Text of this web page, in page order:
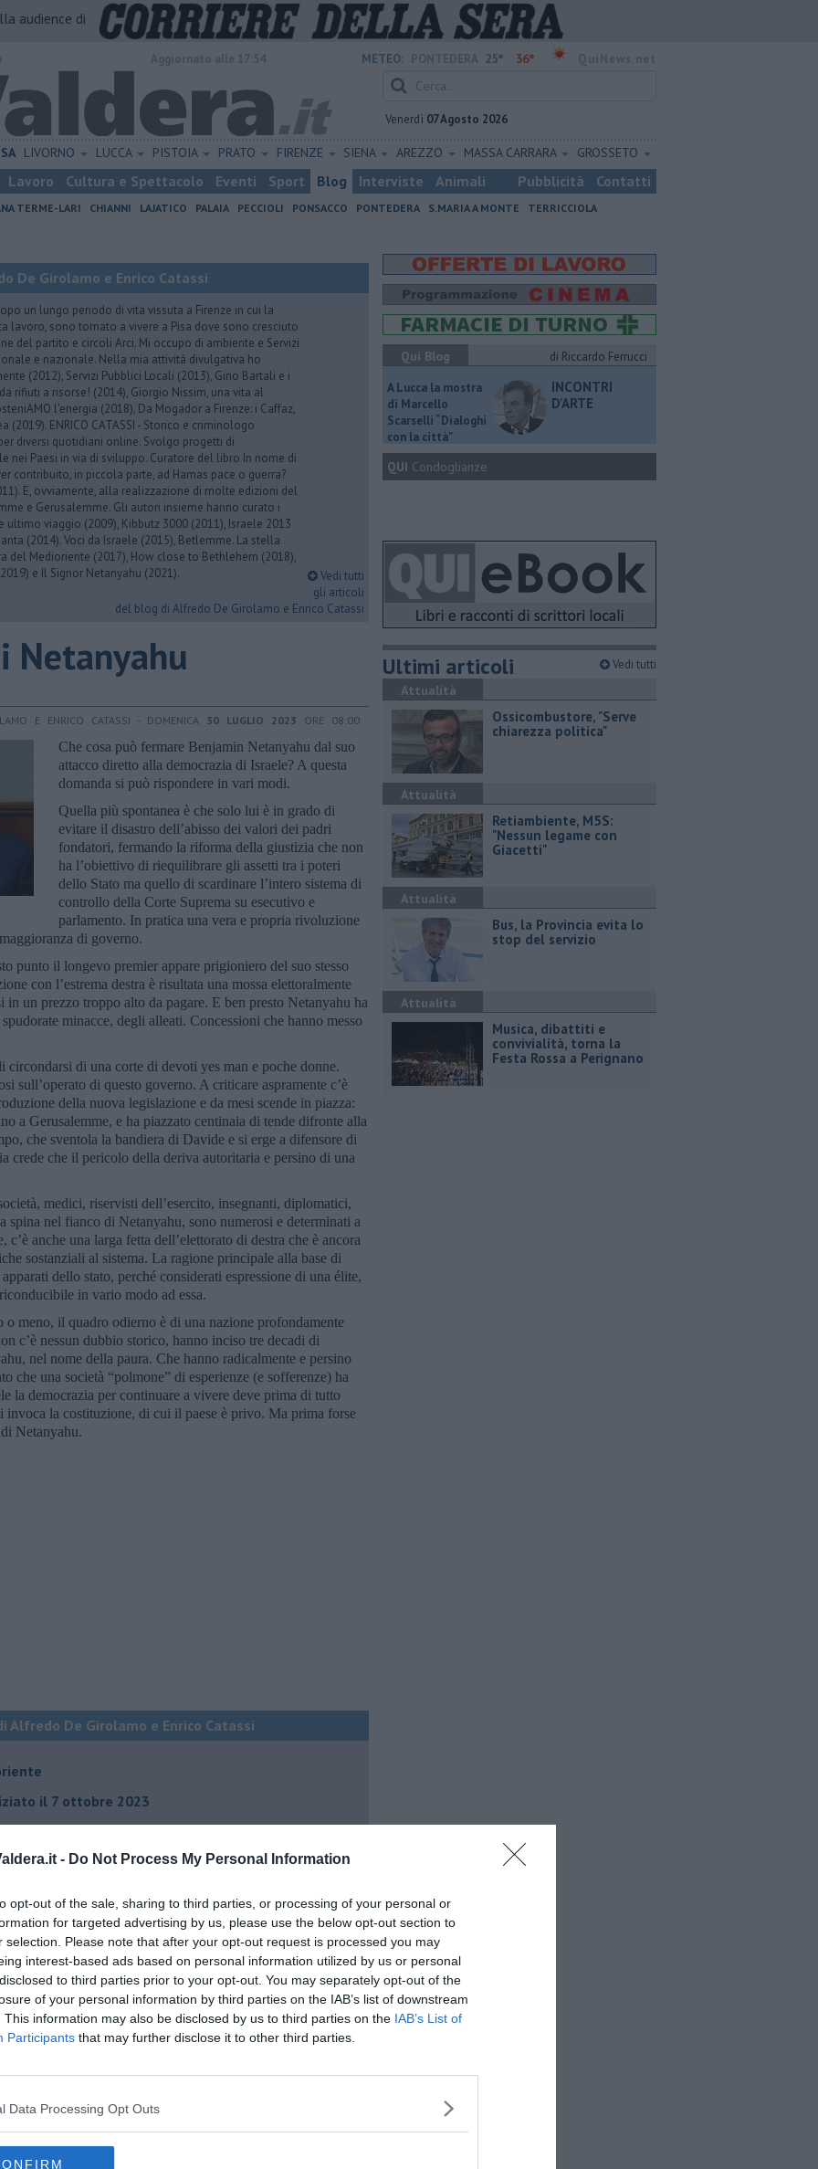
- Do Not Process My Personal Information
opt-out of the sale, sharing to third parties, or processing of your personal or
for targeted advertising by us, please use the below opt-out section to
selection. Please note that after your opt-out request is processed you may
interest-based ads based on personal information utilized by us or personal
to third parties prior to your opt-out. You may separately opt-out of the
of your personal information by third parties on the IAB’s list of downstream
This information may also be disclosed by us to third parties on the IAB’s List of
Participants that may further disclose it to other third parties.
Data Processing Opt Outs
audience di
METEO: 25° 36°
Venerdì 07 Agosto 2026
LIVORNO LUCCA PISTOIA PRATO FIRENZE SIENA AREZZO MASSA CARRARA GROSSETO
Lavoro Cultura e Spettacolo Eventi Sport Blog Interviste Animali Pubblicità Contatti
TERME-LARI CHIANNI LAJATICO PALAIA PECCIOLI PONSACCO PONTEDERA S.MARIA A MONTE
TERRICCIOLA
De Girolamo e Enrico Catassi
un lungo periodo di vita vissuta a Firenze in cui la
lavoro, sono tornato a vivere a Pisa dove sono cresciuto
del partito e circoli Arci. Mi occupo di ambiente e Servizi
e nazionale. Nella mia attività divulgativa ho
(2012), Servizi Pubblici Locali (2013), Gino Bartali e i
rifiuti a risorse! (2014), Giorgio Nissim, una vita al
l'energia (2018), Da Mogador a Firenze: i Caffaz,
(2019). ENRICO CATASSI - Storico e criminologo
diversi quotidiani online. Svolgo progetti di
nei Paesi in via di sviluppo. Curatore del libro In nome di
contribuito, in piccola parte, ad Hamas pace o guerra?
E, ovviamente, alla realizzazione di molte edizioni del
e Gerusalemme. Gli autori insieme hanno curato i
ultimo viaggio (2009), Kibbutz 3000 (2011), Israele 2013
(2014). Voci da Israele (2015), Betlemme. La stella
del Medioriente (2017), How close to Bethlehem (2018),
e Il Signor Netanyahu (2021).
Vedi tutti
gli articoli
del blog di Alfredo De Girolamo e Enrico Catassi
Netanyahu
E ENRICO CATASSI - DOMENICA 30 LUGLIO 2023 ORE 08:00
Che cosa può fermare Benjamin Netanyahu dal suo
attacco diretto alla democrazia di Israele? A questa
domanda si può rispondere in vari modi.
Quella più spontanea è che solo lui è in grado di
evitare il disastro dell’abisso dei valori dei padri
fondatori, fermando la riforma della giustizia che non
ha l’obiettivo di riequilibrare gli assetti tra i poteri
dello Stato ma quello di scardinare l’intero sistema di
controllo della Corte Suprema su esecutivo e
parlamento. In pratica una vera e propria rivoluzione
di governo.
punto il longevo premier appare prigioniero del suo stesso
con l’estrema destra è risultata una mossa elettoralmente
un prezzo troppo alto da pagare. E ben presto Netanyahu ha
minacce, degli alleati. Concessioni che hanno messo
di una corte di devoti yes man e poche donne.
sull’operato di questo governo. A criticare aspramente c’è
della nuova legislazione e da mesi scende in piazza:
a Gerusalemme, e ha piazzato centinaia di tende difronte alla
che sventola la bandiera di Davide e si erge a difensore di
crede che il pericolo della deriva autoritaria e persino di una
medici, riservisti dell’esercito, insegnanti, diplomatici,
spina nel fianco di Netanyahu, sono numerosi e determinati a
anche una larga fetta dell’elettorato di destra che è ancora
sostanziali al sistema. La ragione principale alla base di
dello stato, perché considerati espressione di una élite,
in vario modo ad essa.
o meno, il quadro odierno è di una nazione profondamente
c’è nessun dubbio storico, hanno inciso tre decadi di
nel nome della paura. Che hanno radicalmente e persino
che una società “polmone” di esperienze (e sofferenze) ha
la democrazia per continuare a vivere deve prima di tutto
invoca la costituzione, di cui il paese è privo. Ma prima forse
Netanyahu.
Alfredo De Girolamo e Enrico Catassi
il 7 ottobre 2023
l'Italia
spesa
e la Brexit
il futuro di Erdoğan
israeliana
Qui Blog
di Riccardo Ferrucci
A Lucca la mostra
di Marcello
Scarselli “Dialoghi
con la città"
INCONTRI
D'ARTE
QUI Condoglianze
Ultimi articoli Vedi tutti
Attualità
Ossicombustore, "Serve
chiarezza politica"
Attualità
Retiambiente, M5S:
"Nessun legame con
Giacetti"
Attualità
Bus, la Provincia evita lo
stop del servizio
Attualità
Musica, dibattiti e
convivialità, torna la
Festa Rossa a Perignano